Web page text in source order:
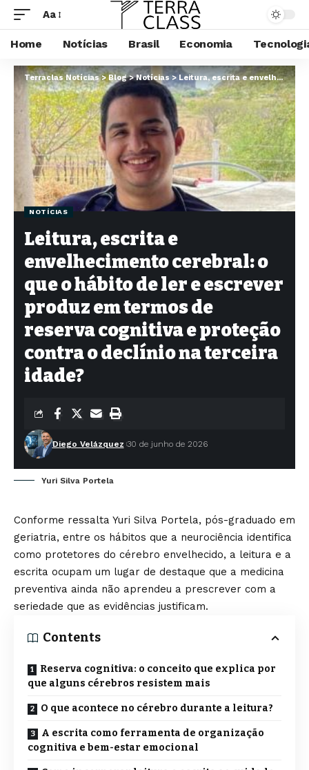
Aa
Home Notícias Brasil Economia
Terraclas Notícias>Blog>Notícias>Leitura, escrita e envelhecimento cerebral: o que o hábito de ler e escrever produz em termos de reserva cognitiva e proteção contra o declínio na terceira idade?
NOTÍCIAS
Leitura, escrita e
envelhecimento cerebral: o
que o hábito de ler e escrever
produz em termos de
reserva cognitiva e proteção
contra o declínio na terceira
idade?
Diego Velázquez 30 de junho de 2026
Yuri Silva Portela
Conforme ressalta Yuri Silva Portela, pós-graduado em
geriatria, entre os hábitos que a neurociência identifica
como protetores do cérebro envelhecido, a leitura e a
escrita ocupam um lugar de destaque que a medicina
preventiva ainda não aprendeu a prescrever com a
seriedade que as evidências justificam.
Contents
Reserva cognitiva: o conceito que explica por
que alguns cérebros resistem mais
O que acontece no cérebro durante a leitura?
A escrita como ferramenta de organização
cognitiva e bem-estar emocional